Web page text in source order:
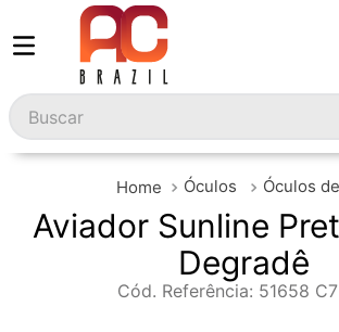
Buscar
Óculos Óculos
Aviador Sunline
Degradê
Cód. Referência: 51658